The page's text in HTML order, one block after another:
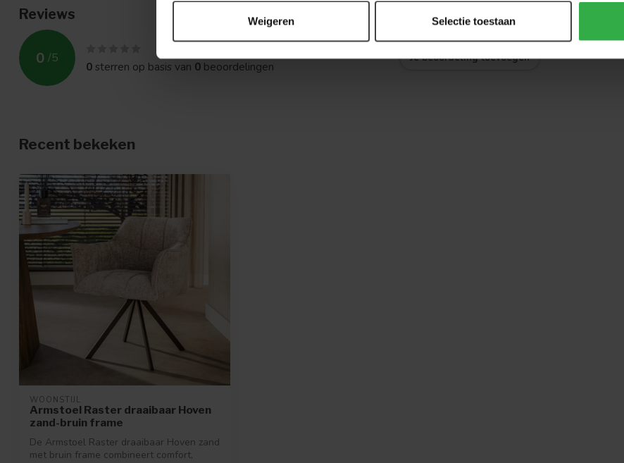
Weigeren Selectie toestaan
Reviews
0 /5
0sterren op basis van 0 beoordelingen
Je beoordeling toevoegen
Recent bekeken
WOONSTIJL
Armstoel Raster draaibaar Hoven
zand-bruin frame
De Armstoel Raster draaibaar Hoven zand
met bruin frame combineert comfort,